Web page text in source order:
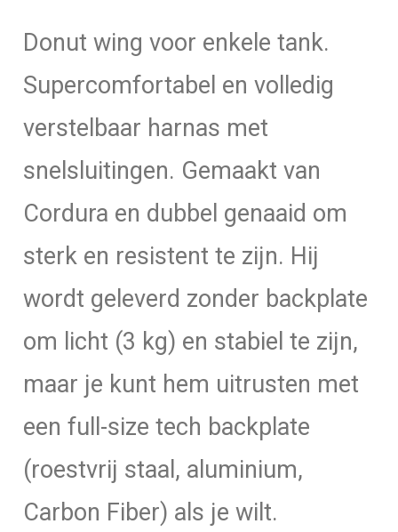
Donut wing voor enkele tank.
Supercomfortabel en volledig
verstelbaar harnas met
snelsluitingen. Gemaakt van
Cordura en dubbel genaaid om
sterk en resistent te zijn. Hij
wordt geleverd zonder backplate
om licht (3 kg) en stabiel te zijn,
maar je kunt hem uitrusten met
een full-size tech backplate
(roestvrij staal, aluminium,
Carbon Fiber) als je wilt.